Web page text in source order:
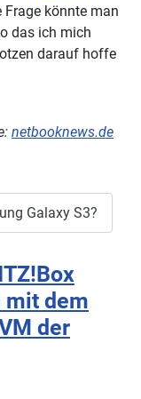
könnte man
das ich mich
darauf hoffe
netbooknews.de
Galaxy S3?
mit dem
der